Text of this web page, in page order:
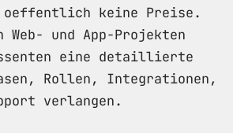
oeffentlich keine Preise.
Web- und App-Projekten
eine detaillierte
Rollen, Integrationen,
verlangen.